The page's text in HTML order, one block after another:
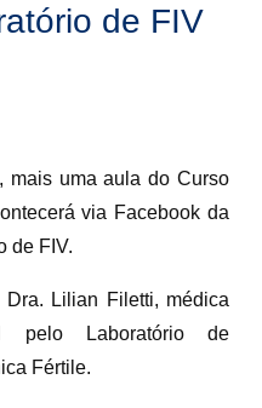
de FIV
mais uma aula do Curso
via Facebook da
de FIV.
Lilian Filetti, médica
pelo Laboratório de
Fértile.